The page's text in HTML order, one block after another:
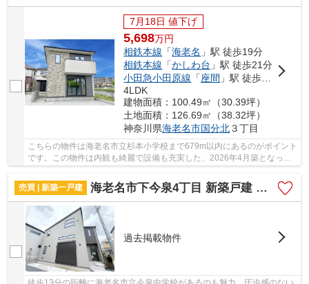
7月18日 値下げ
5,698万円
相鉄本線 「海老名 」駅 徒歩19分
相鉄本線 「かしわ台 」駅 徒歩21分
小田急小田原線 「座間 」駅 徒歩35分
4LDK
建物面積：100.49㎡（30.39坪）
土地面積：126.69㎡（38.32坪）
神奈川県海老名市国分北３丁目
こちらの物件は海老名市立杉本小学校まで679m以内にあるのがポイント
です。この物件は内観も綺麗で設備も充実した、2026年4月築となって
います。新築の戸建て物件です。こだわりの設備...
売買 | 新築一戸建
海老名市下今泉4丁目 新築戸建 全5棟
過去掲載物件